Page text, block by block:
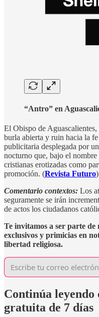
“Antro” en
El Obispo de
burla abierta y ruin hacia la
publicitaria desplegada por
nocturno que, bajo el
cristianas erotizadas como
promoción. (Revista Futuro)
Comentario contextos: Los
seguramente se irán
de actos los ciudadanos
Te invitamos a ser parte
exclusivos y primicias en
libertad religiosa.
Continúa leyendo
gratuita de 7 días